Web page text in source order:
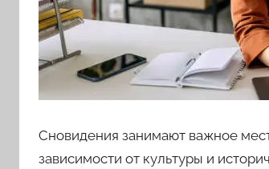
Сновидения занимают важное
зависимости от культуры и